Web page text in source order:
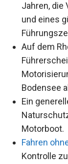
Jahren, die
und eines
Auf dem
Bodensee
Ein
Motorboot.
Fahren
Kontrolle